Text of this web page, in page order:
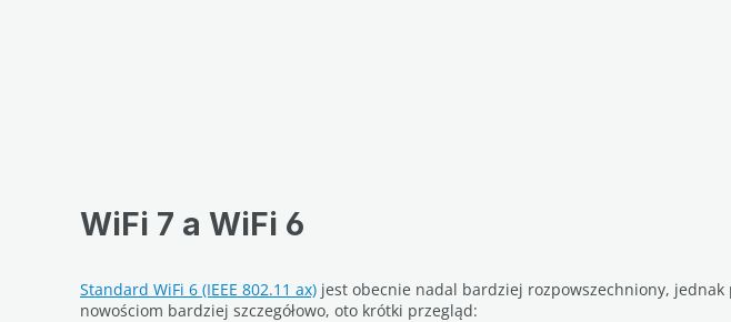
WiFi 7 a WiFi 6
Standard WiFi 6 (IEEE 802.11 ax) jest obecnie nadal bardziej rozpowszechniony,
nowościom bardziej szczegółowo, oto krótki przegląd: